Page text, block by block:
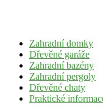
Zahradní domky
Dřevěné garáže
Zahradní bazény
Zahradní pergoly
Dřevěné chaty
Praktické